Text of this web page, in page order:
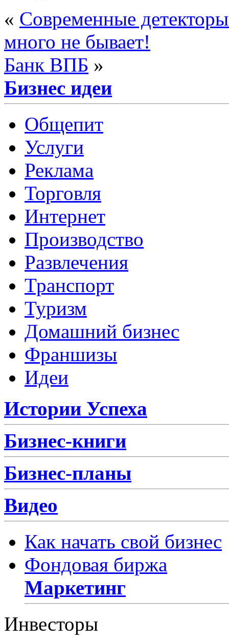
« Современные
много не бывает!
Банк ВПБ »
Бизнес идеи
Общепит
Услуги
Реклама
Торговля
Интернет
Производство
Развлечения
Транспорт
Туризм
Домашний бизнес
Франшизы
Идеи
Истории Успеха
Бизнес-книги
Бизнес-планы
Видео
Как начать свой бизнес
Фондовая биржа
Маркетинг
Инвесторы